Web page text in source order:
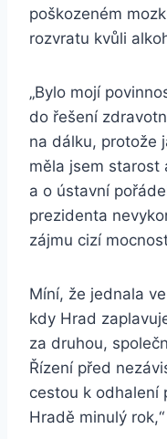
poškozeném
rozvratu kvůli
„Bylo mojí
do řešení
na dálku, protože
měla jsem starost
a o ústavní
prezidenta
zájmu cizí
Míní, že jednala
kdy Hrad
za druhou,
Řízení před
cestou k odhalení
Hradě minulý